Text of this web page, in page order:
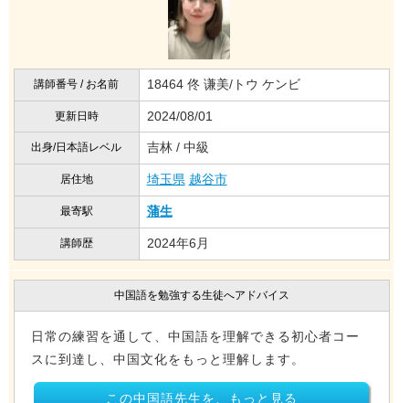
講師番号 / お名前 18464 佟 谦美/トウ ケンビ
更新日時 2024/08/01
出身/日本語レベル 吉林 / 中級
居住地 埼玉県 越谷市
最寄駅 蒲生
講師歴 2024年6月
中国語を勉強する生徒へアドバイス
日常の練習を通して、中国語を理解できる初心者コー
スに到達し、中国文化をもっと理解します。
この中国語先生を、もっと見る